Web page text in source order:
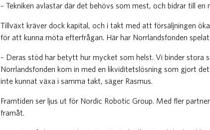
– Tekniken avlastar där det behövs som mest, och bidrar till en
Tillväxt kräver dock kapital, och i takt med att försäljningen
för att kunna möta efterfrågan. Här har Norrlandsfonden
– Deras stöd har betytt hur mycket som helst. Vi binder stora
Norrlandsfonden kom in med en likviditetslösning som gjort
inte kunnat växa i samma takt, säger Rasmus.
Framtiden ser ljus ut för Nordic Robotic Group. Med fler
framåt.